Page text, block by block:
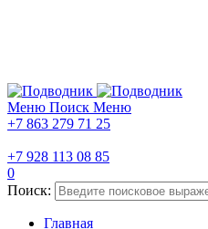
Меню Поиск Меню
+7 863 279 71 25
+7 928 113 08 85
0
Поиск:
Главная